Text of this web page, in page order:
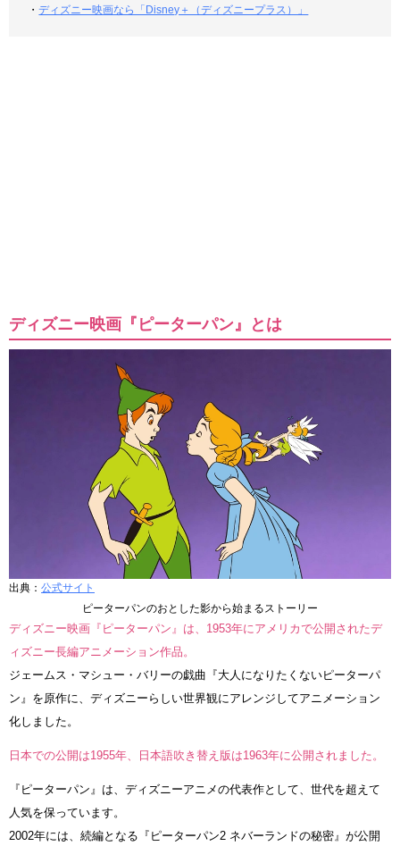
・ディズニー映画なら「Disney＋（ディズニープラス）」
ディズニー映画『ピーターパン』とは
出典： 公式サイト
ピーターパンのおとした影から始まるストーリー
ディズニー映画『ピーターパン』は、1953年にアメリカで公開されたデ
ィズニー長編アニメーション作品。
ジェームス・マシュー・バリーの戯曲『大人になりたくないピーターパ
ン』を原作に、ディズニーらしい世界観にアレンジしてアニメーション
化しました。
日本での公開は1955年、日本語吹き替え版は1963年に公開されました。
『ピーターパン』は、ディズニーアニメの代表作として、世代を超えて
人気を保っています。
2002年には、続編となる『ピーターパン2 ネバーランドの秘密』が公開